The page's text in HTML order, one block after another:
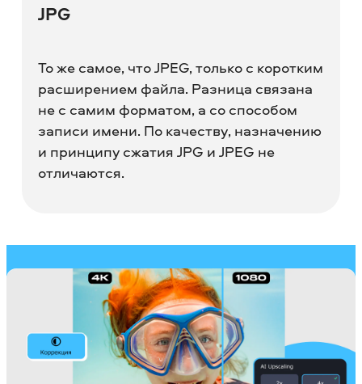
JPG
То же самое, что JPEG, только с коротким
расширением файла. Разница связана
не с самим форматом, а со способом
записи имени. По качеству, назначению
и принципу сжатия JPG и JPEG не
отличаются.